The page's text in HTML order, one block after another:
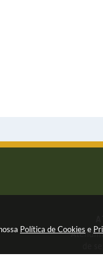
Política de Cookies e
de